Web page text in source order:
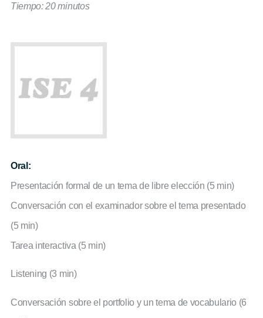
Tiempo: 20 minutos
Oral:
Presentación formal de un tema de libre elección (5 min)
Conversación con el examinador sobre el tema presentado
(5 min)
Tarea interactiva (5 min)
Listening (3 min)
Conversación sobre el portfolio y un tema de vocabulario (6